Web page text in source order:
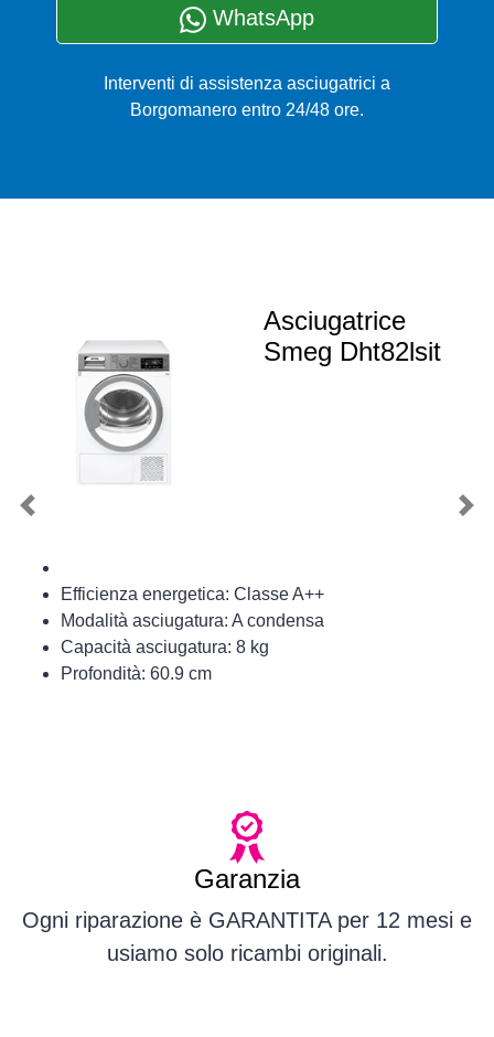
WhatsApp
Interventi di assistenza asciugatrici a
Borgomanero entro 24/48 ore.
Asciugatrice
Smeg Dht82lsit
Efficienza energetica: Classe A++
Modalità asciugatura: A condensa
Capacità asciugatura: 8 kg
Profondità: 60.9 cm
Previous
Garanzia
Ogni riparazione è GARANTITA per 12 mesi e
usiamo solo ricambi originali.